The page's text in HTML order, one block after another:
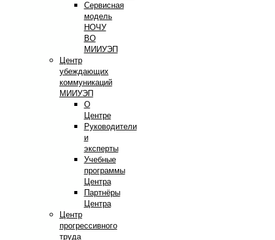
Сервисная
модель
НОЧУ
ВО
МИИУЭП
Центр
убеждающих
коммуникаций
МИИУЭП
О
Центре
Руководители
и
эксперты
Учебные
программы
Центра
Партнёры
Центра
Центр
прогрессивного
труда